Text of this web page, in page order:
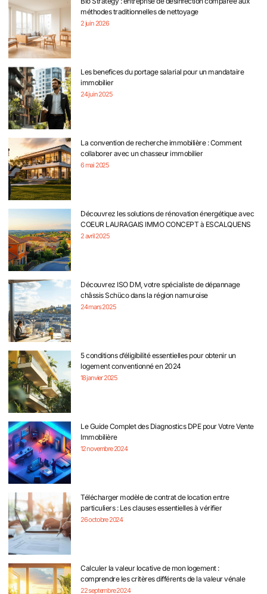
méthodes traditionnelles de nettoyage
2 juin 2026
Les benefices du portage salarial pour un mandataire
immobilier
24 juin 2025
La convention de recherche immobilière : Comment
collaborer avec un chasseur immobilier
6 mai 2025
Découvrez les solutions de rénovation énergétique avec
COEUR LAURAGAIS IMMO CONCEPT à ESCALQUENS
2 avril 2025
Découvrez ISO DM, votre spécialiste de dépannage
châssis Schüco dans la région namuroise
24 mars 2025
5 conditions d’éligibilité essentielles pour obtenir un
logement conventionné en 2024
18 janvier 2025
Le Guide Complet des Diagnostics DPE pour Votre Vente
Immobilière
12 novembre 2024
Télécharger modèle de contrat de location entre
particuliers : Les clauses essentielles à vérifier
26 octobre 2024
Calculer la valeur locative de mon logement :
comprendre les critères différents de la valeur vénale
22 septembre 2024